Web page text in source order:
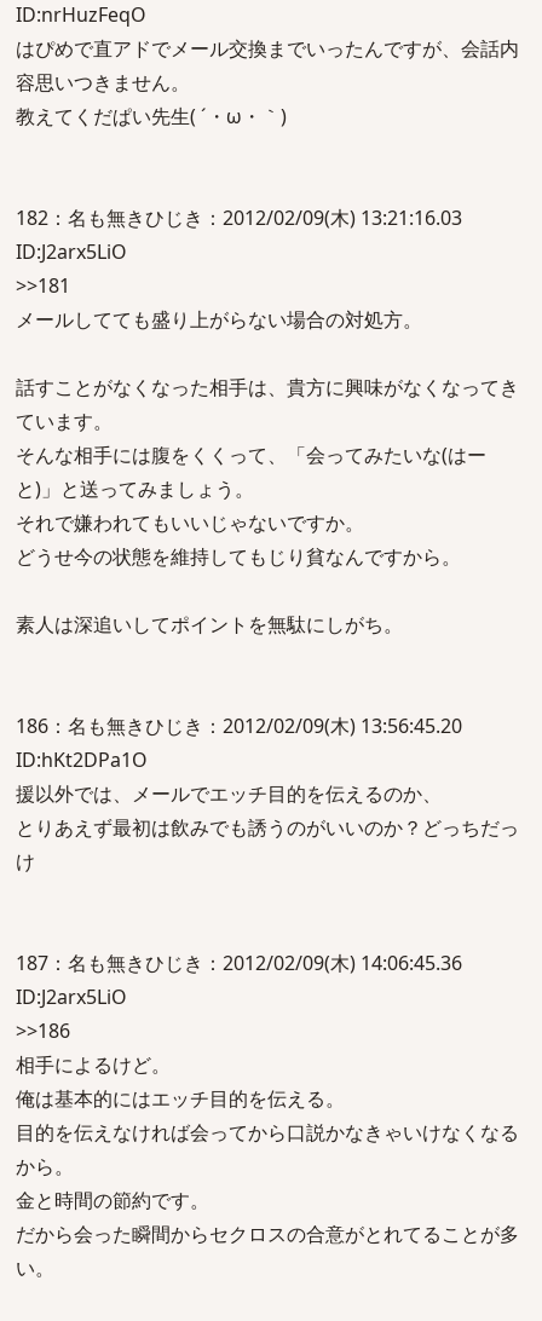
ID:nrHuzFeqO
はぴめで直アドでメール交換までいったんですが、会話内
容思いつきません。
教えてくだぱい先生( ´・ω・｀)
182：名も無きひじき：2012/02/09(木) 13:21:16.03
ID:J2arx5LiO
>>181
メールしてても盛り上がらない場合の対処方。
話すことがなくなった相手は、貴方に興味がなくなってき
ています。
そんな相手には腹をくくって、「会ってみたいな(はー
と)」と送ってみましょう。
それで嫌われてもいいじゃないですか。
どうせ今の状態を維持してもじり貧なんですから。
素人は深追いしてポイントを無駄にしがち。
186：名も無きひじき：2012/02/09(木) 13:56:45.20
ID:hKt2DPa1O
援以外では、メールでエッチ目的を伝えるのか、
とりあえず最初は飲みでも誘うのがいいのか？どっちだっ
け
187：名も無きひじき：2012/02/09(木) 14:06:45.36
ID:J2arx5LiO
>>186
相手によるけど。
俺は基本的にはエッチ目的を伝える。
目的を伝えなければ会ってから口説かなきゃいけなくなる
から。
金と時間の節約です。
だから会った瞬間からセクロスの合意がとれてることが多
い。